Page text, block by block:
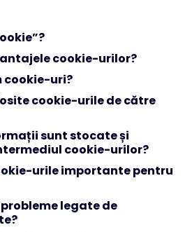
cookie-urilor?
cookie-uri?
cookie-urile de către
sunt stocate și
cookie-urilor?
urile importante pentru
legate de